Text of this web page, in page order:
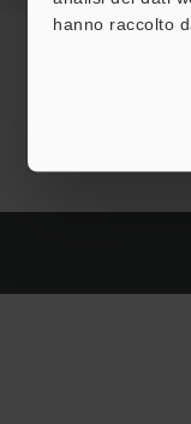
hanno raccolto